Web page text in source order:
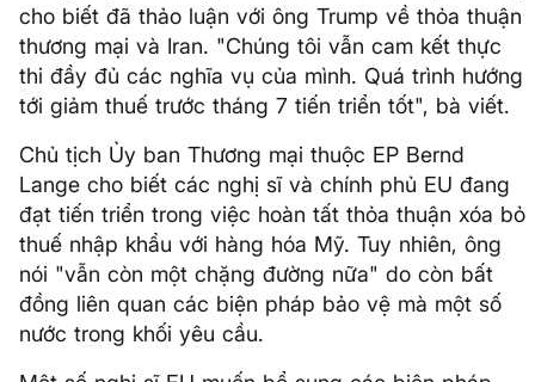
cho biết đã thảo luận với ông Trump về thỏa thuận
thương mại và Iran. "Chúng tôi vẫn cam kết thực
thi đầy đủ các nghĩa vụ của mình. Quá trình hướng
tới giảm thuế trước tháng 7 tiến triển tốt", bà viết.
Chủ tịch Ủy ban Thương mại thuộc EP Bernd
Lange cho biết các nghị sĩ và chính phủ EU đang
đạt tiến triển trong việc hoàn tất thỏa thuận xóa bỏ
thuế nhập khẩu với hàng hóa Mỹ. Tuy nhiên, ông
nói "vẫn còn một chặng đường nữa" do còn bất
đồng liên quan các biện pháp bảo vệ mà một số
nước trong khối yêu cầu.